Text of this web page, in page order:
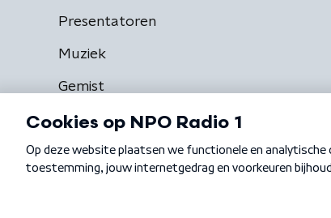
Presentatoren
Muziek
Gemist
Algemene voorwaarden Privacybeleid